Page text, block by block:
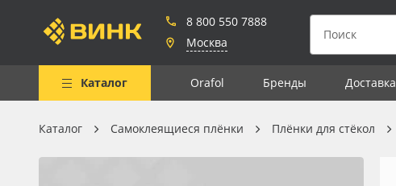
8 800 550 7888
Москва
Каталог Orafol Бренды Доставка
Весь каталог
Каталог Самоклеящиеся плёнки Плёнки для стёкол